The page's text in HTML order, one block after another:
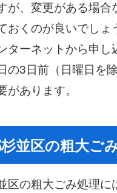
が、変更がある場合
おくのが良いでしょ
ターネットから申し
の3日前（日曜日を
があります。
並区の粗大ご
区の粗大ごみ処理に